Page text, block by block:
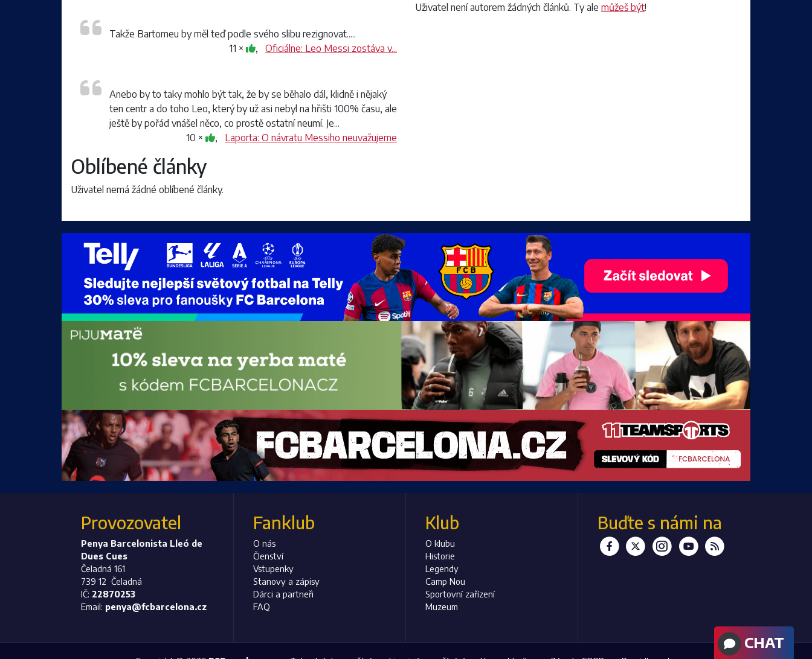
Takže Bartomeu by měl teď podle svého slibu rezignovat.....
11 ×
, Oficiálne: Leo Messi zostáva v...
Anebo by to taky mohlo být tak, že by se běhalo dál, klidně i nějaký
ten centr a do toho Leo, který by už asi nebyl na hřišti 100% času, ale
ještě by pořád vnášel něco, co prostě ostatní neumí. Je...
10 ×
, Laporta: O návratu Messiho neuvažujeme
Oblíbené články
Uživatel nemá žádné oblíbené články.
Uživatel není autorem žádných článků. Ty ale můžeš být!
CHAT
Provozovatel
Penya Barcelonista Lleó de
Dues Cues
Čeladná 161
739 12 Čeladná
IČ: 22870253
Email: penya@fcbarcelona.cz
Fanklub
O nás
Členství
Vstupenky
Stanovy a zápisy
Dárci a partneři
FAQ
Klub
O klubu
Historie
Legendy
Camp Nou
Sportovní zařízení
Muzeum
Buďte s námi na